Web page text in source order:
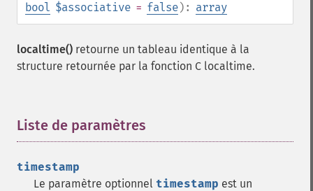
bool $associative = false): array
localtime() retourne un tableau identique à la
structure retournée par la fonction C localtime.
Liste de paramètres
timestamp
Le paramètre optionnel timestamp est un